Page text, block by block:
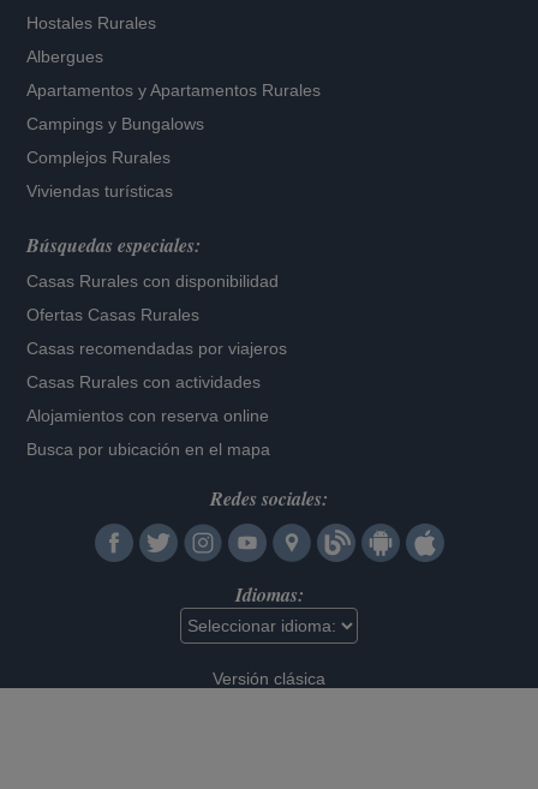
Hostales Rurales
Albergues
Apartamentos yApartamentos Rurales
Campings y Bungalows
Complejos Rurales
Viviendas turísticas
Búsquedas especiales:
Casas Rurales con disponibilidad
Ofertas Casas Rurales
Casas recomendadas por viajeros
Casas Rurales con actividades
Alojamientos con reserva online
Busca por ubicación en el mapa
Redes sociales:
Idiomas:
Versión clásica